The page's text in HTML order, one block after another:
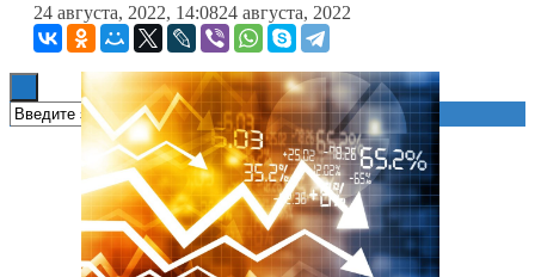
Книги
24 августа, 2022, 14:0824 августа, 2022